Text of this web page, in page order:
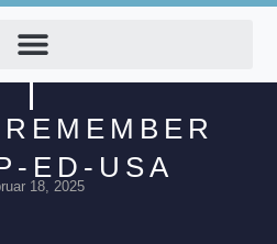
ED-USA
18, 2025